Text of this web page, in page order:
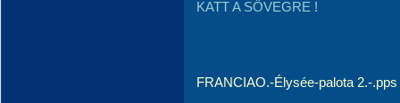
KATT A SÖVEGRE !
FRANCIAO.-Élysée-palota 2.-.pps